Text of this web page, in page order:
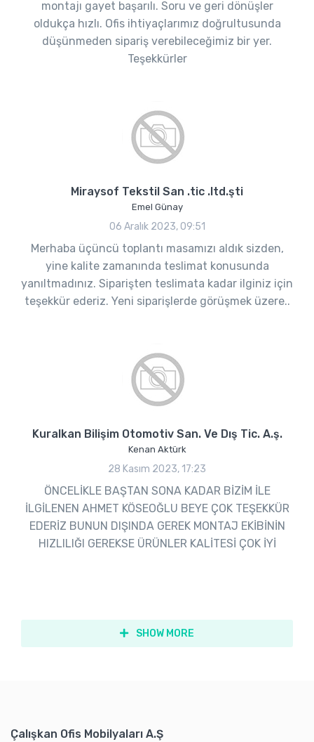
montajı gayet başarılı. Soru ve geri dönüşler
oldukça hızlı. Ofis ihtiyaçlarımız doğrultusunda
düşünmeden sipariş verebileceğimiz bir yer.
Teşekkürler
Miraysof Tekstil San .tic .ltd.şti
Emel Günay
06 Aralık 2023, 09:51
Merhaba üçüncü toplantı masamızı aldık sizden,
yine kalite zamanında teslimat konusunda
yanıltmadınız. Siparişten teslimata kadar ilginiz için
teşekkür ederiz. Yeni siparişlerde görüşmek üzere..
Kuralkan Bilişim Otomotiv San. Ve Dış Tic. A.ş.
Kenan Aktürk
28 Kasım 2023, 17:23
ÖNCELİKLE BAŞTAN SONA KADAR BİZİM İLE
İLGİLENEN AHMET KÖSEOĞLU BEYE ÇOK TEŞEKKÜR
EDERİZ BUNUN DIŞINDA GEREK MONTAJ EKİBİNİN
HIZLILIĞI GEREKSE ÜRÜNLER KALİTESİ ÇOK İYİ
SHOW MORE
Çalışkan Ofis Mobilyaları A.Ş